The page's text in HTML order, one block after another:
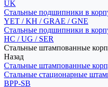
UK
Стальные подшипники в
YET / KH / GRAE / GNE
Стальные подшипники в
HC / UG / SER
Стальные штампованные
Назад
Стальные штампованные
Стальные стационарные
BPP-SB